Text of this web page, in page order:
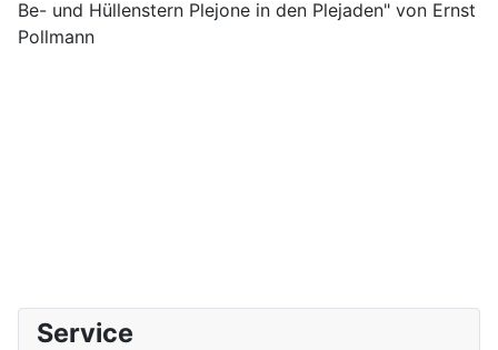
Be- und Hüllenstern Plejone in den Plejaden" von Ernst
Pollmann
Service